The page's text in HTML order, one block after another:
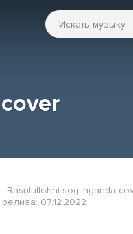
Rasulullohni sog'inganda
07.12.2022